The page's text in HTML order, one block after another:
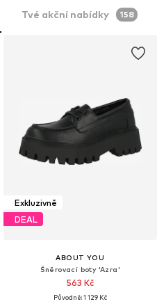
Tvé akční nabídky 158
Exkluzivně
DEAL
ABOUT YOU
Šněrovací boty 'Azra'
563 Kč
Původně: 1 129 Kč